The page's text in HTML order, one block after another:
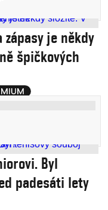
zápasy je někdy
špičkových
Byl
padesáti lety